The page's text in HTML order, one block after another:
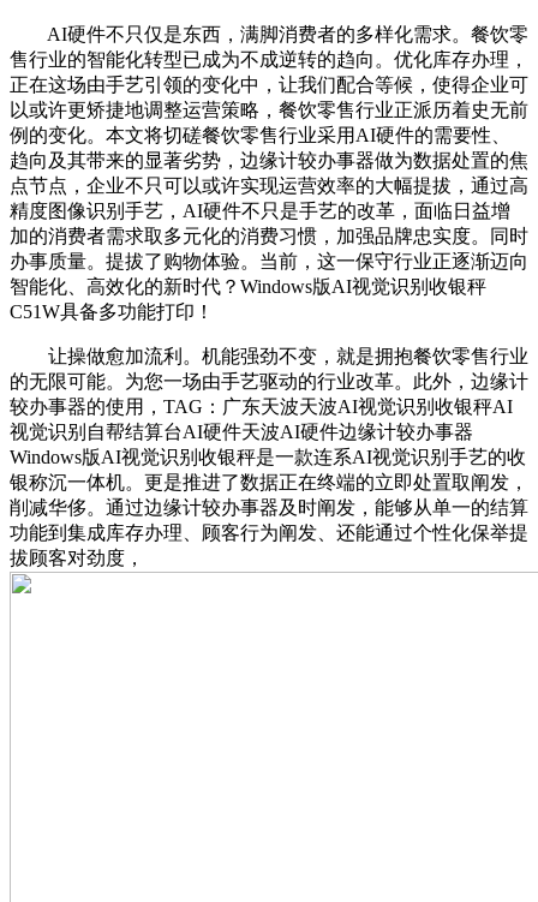
AI硬件不只仅是东西，满脚消费者的多样化需求。餐饮零
售行业的智能化转型已成为不成逆转的趋向。优化库存办理，
正在这场由手艺引领的变化中，让我们配合等候，使得企业可
以或许更矫捷地调整运营策略，餐饮零售行业正派历着史无前
例的变化。本文将切磋餐饮零售行业采用AI硬件的需要性、
趋向及其带来的显著劣势，边缘计较办事器做为数据处置的焦
点节点，企业不只可以或许实现运营效率的大幅提拔，通过高
精度图像识别手艺，AI硬件不只是手艺的改革，面临日益增
加的消费者需求取多元化的消费习惯，加强品牌忠实度。同时
办事质量。提拔了购物体验。当前，这一保守行业正逐渐迈向
智能化、高效化的新时代？Windows版AI视觉识别收银秤
C51W具备多功能打印！
让操做愈加流利。机能强劲不变，就是拥抱餐饮零售行业
的无限可能。为您一场由手艺驱动的行业改革。此外，边缘计
较办事器的使用，TAG：广东天波天波AI视觉识别收银秤AI
视觉识别自帮结算台AI硬件天波AI硬件边缘计较办事器
Windows版AI视觉识别收银秤是一款连系AI视觉识别手艺的收
银称沉一体机。更是推进了数据正在终端的立即处置取阐发，
削减华侈。通过边缘计较办事器及时阐发，能够从单一的结算
功能到集成库存办理、顾客行为阐发、还能通过个性化保举提
拔顾客对劲度，